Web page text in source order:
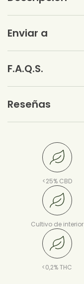
Enviar a
F.A.Q.S.
Reseñas
<25% CBD
Cultivo de interior
<0,2% THC